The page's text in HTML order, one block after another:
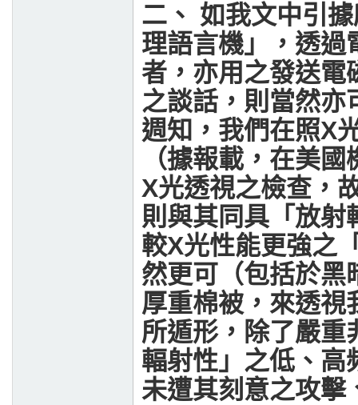
二、 如我文中引
理語言機」，透過
者，亦用之發送電
之談話，則當然亦
週知，我們在照X
（據報載，在美
X光透視之檢查，
則與其同具「放射
較X光性能更強之
然更可（包括於黑
厚重棉被，來透視
所遁形，除了嚴重
輻射性」之低、高
未遭其刻意之攻擊